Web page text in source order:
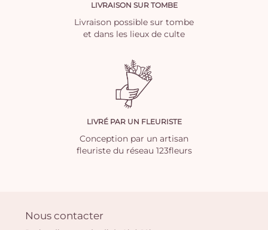
LIVRAISON SUR TOMBE
Livraison possible sur tombe
et dans les lieux de culte
LIVRÉ PAR UN FLEURISTE
Conception par un artisan
fleuriste du réseau 123fleurs
Nous contacter